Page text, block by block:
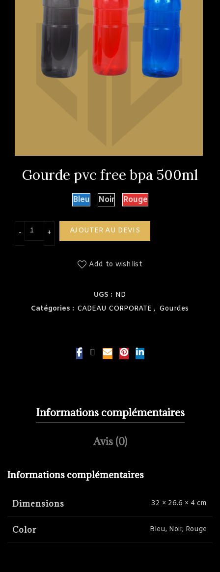
Gourde pvc free bpa 500ml
Bleu Noir Rouge
quantité de Gourde pvc free bpa 500ml
AJOUTER AU DEVIS
Add to wishlist
UGS : ND
Catégories : CADEAU CORPORATE , Gourdes
Informations complémentaires
Avis (0)
Informations complémentaires
Dimensions 32 × 26.6 × 4 cm
Color Bleu, Noir, Rouge